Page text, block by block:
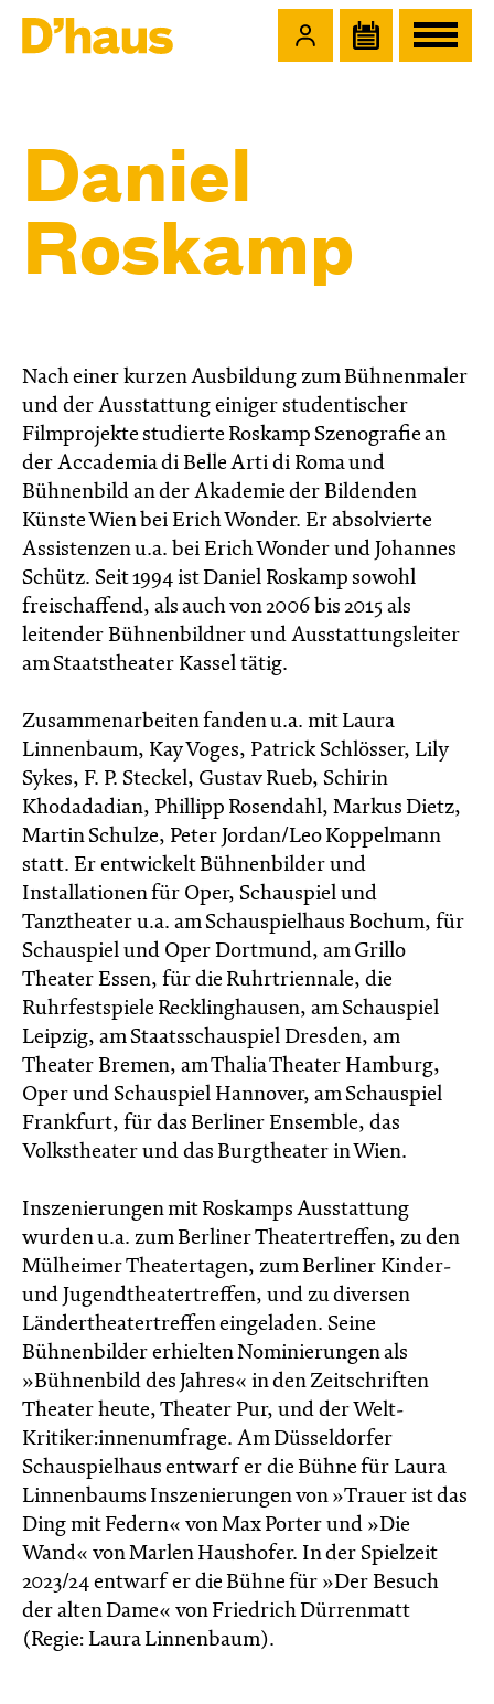
Daniel
Roskamp
Nach einer kurzen Ausbildung zum Bühnenmaler
und der Ausstattung einiger studentischer
Filmprojekte studierte Roskamp Szenografie an
der Accademia di Belle Arti di Roma und
Bühnenbild an der Akademie der Bildenden
Künste Wien bei Erich Wonder. Er absolvierte
Assistenzen u.a. bei Erich Wonder und Johannes
Schütz. Seit 1994 ist Daniel Roskamp sowohl
freischaffend, als auch von 2006 bis 2015 als
leitender Bühnenbildner und Ausstattungsleiter
am Staatstheater Kassel tätig.
Zusammenarbeiten fanden u.a. mit Laura
Linnenbaum, Kay Voges, Patrick Schlösser, Lily
Sykes, F. P. Steckel, Gustav Rueb, Schirin
Khodadadian, Phillipp Rosendahl, Markus Dietz,
Martin Schulze, Peter Jordan/Leo Koppelmann
statt. Er entwickelt Bühnenbilder und
Installationen für Oper, Schauspiel und
Tanztheater u.a. am Schauspielhaus Bochum, für
Schauspiel und Oper Dortmund, am Grillo
Theater Essen, für die Ruhrtriennale, die
Ruhrfestspiele Recklinghausen, am Schauspiel
Leipzig, am Staatsschauspiel Dresden, am
Theater Bremen, am Thalia Theater Hamburg,
Oper und Schauspiel Hannover, am Schauspiel
Frankfurt, für das Berliner Ensemble, das
Volkstheater und das Burgtheater in Wien.
Inszenierungen mit Roskamps Ausstattung
wurden u.a. zum Berliner Theatertreffen, zu den
Mülheimer Theatertagen, zum Berliner Kinder-
und Jugendtheatertreffen, und zu diversen
Ländertheatertreffen eingeladen. Seine
Bühnenbilder erhielten Nominierungen als
»Bühnenbild des Jahres« in den Zeitschriften
Theater heute, Theater Pur, und der Welt-
Kritiker:innenumfrage. Am Düsseldorfer
Schauspielhaus entwarf er die Bühne für Laura
Linnenbaums Inszenierungen von »Trauer ist das
Ding mit Federn« von Max Porter und »Die
Wand« von Marlen Haushofer. In der Spielzeit
2023/24 entwarf er die Bühne für »Der Besuch
der alten Dame« von Friedrich Dürrenmatt
(Regie: Laura Linnenbaum).